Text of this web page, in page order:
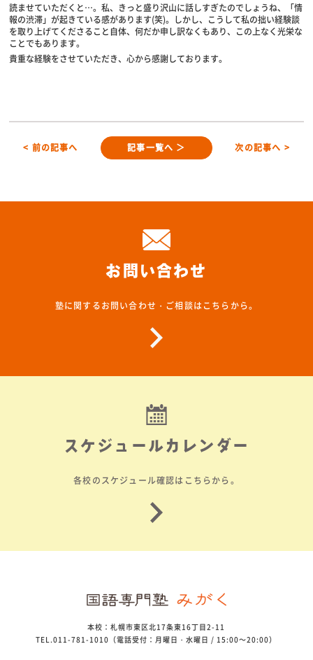
読ませていただくと…。私、きっと盛り沢山に話しすぎたのでしょうね、「情
報の渋滞」が起きている感があります(笑)。しかし、こうして私の拙い経験談
を取り上げてくださること自体、何だか申し訳なくもあり、この上なく光栄な
ことでもあります。
貴重な経験をさせていただき、心から感謝しております。
< 前の記事へ 記事一覧へ ＞ 次の記事へ >
お問い合わせ
塾に関するお問い合わせ・ご相談はこちらから。
スケジュールカレンダー
各校のスケジュール確認はこちらから。
本校：札幌市東区北17条東16丁目2-11
TEL.011-781-1010（電話受付：月曜日・水曜日 / 15:00～20:00）